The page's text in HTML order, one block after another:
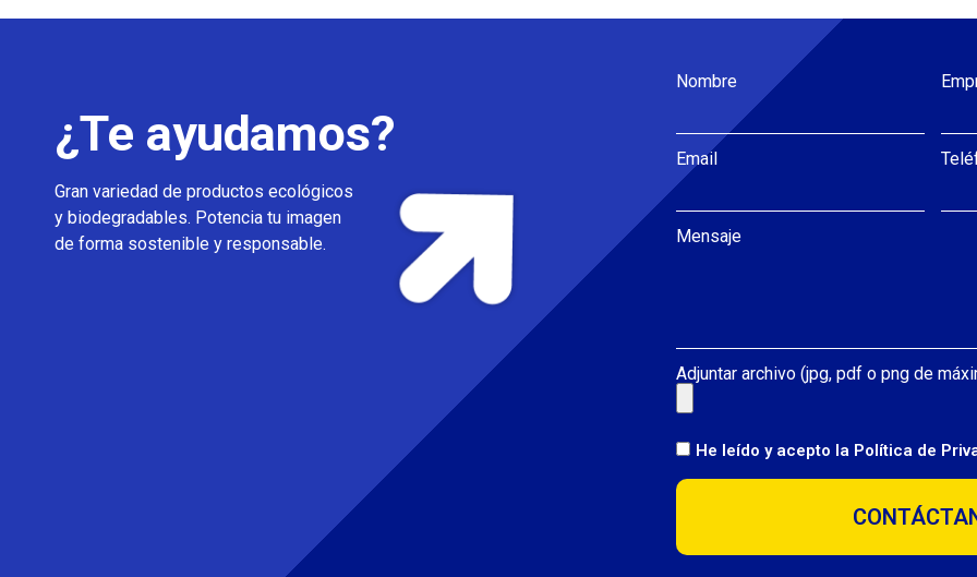
¿Te ayudamos?
Gran variedad de productos ecológicos
y biodegradables. Potencia tu imagen
de forma sostenible y responsable.
Nombre
Email
Mensaje
Adjuntar archivo (jpg, pdf o png de
He leído y acepto la Política de